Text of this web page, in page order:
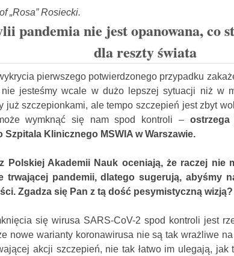
„Rosa” Rosiecki.
pandemia nie jest opanowana, co
dla reszty świata
pierwszego potwierdzonego przypadku
jesteśmy wcale w dużo lepszej sytuacji niż w
już szczepionkami, ale tempo szczepień jest zbyt
wymknąć się nam spod kontroli –
Szpitala Klinicznego MSWIA w Warszawie.
Polskiej Akademii Nauk oceniają, że raczej nie
trwającej pandemii, dlatego sugerują, abyśmy
Zgadza się Pan z tą dość pesymistyczną wizją?
się wirusa SARS-CoV-2 spod kontroli jest
nowe warianty koronawirusa nie są tak wrażliwe
akcji szczepień, nie tak łatwo im ulegają, jak